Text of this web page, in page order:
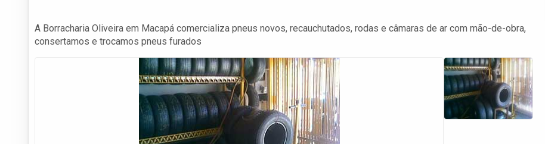
A Borracharia Oliveira em Macapá comercializa pneus novos, recauchutados, rodas e câmaras de ar com mão-de-obra,
consertamos e trocamos pneus furados